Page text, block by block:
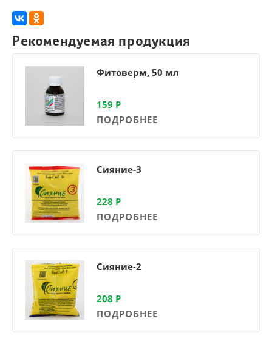
Рекомендуемая продукция
Фитоверм, 50 мл
159 Р
ПОДРОБНЕЕ
Сияние-3
228 Р
ПОДРОБНЕЕ
Сияние-2
208 Р
ПОДРОБНЕЕ